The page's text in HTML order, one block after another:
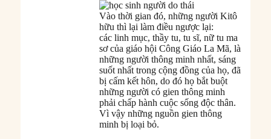
Vào thời gian đó, những người Kitô
hữu thì lại làm điều ngược lại:
các linh mục, thầy tu, tu sĩ, nữ tu ma
sơ của giáo hội Công Giáo La Mã, là
những người thông minh nhất, sáng
suốt nhất trong cộng đồng của họ, đã
bị cấm kết hôn, do đó họ bắt buột
những người có gien thông minh
phải chấp hành cuộc sống độc thân.
Vì vậy những nguồn gien thông
minh bị loại bỏ.